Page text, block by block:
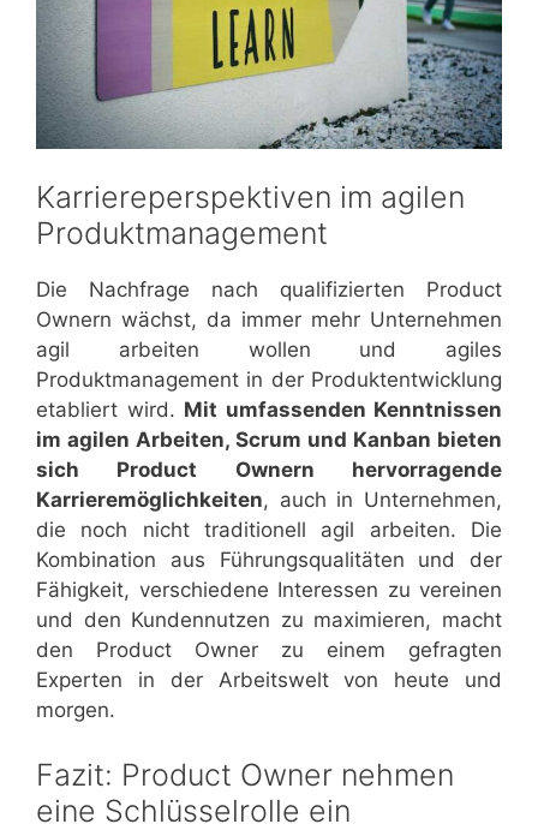
Karriereperspektiven im agilen
Produktmanagement
Die Nachfrage nach qualifizierten Product
Ownern wächst, da immer mehr Unternehmen
agil arbeiten wollen und agiles
Produktmanagement in der Produktentwicklung
etabliert wird. Mit umfassenden Kenntnissen
im agilen Arbeiten, Scrum und Kanban bieten
sich Product Ownern hervorragende
Karrieremöglichkeiten, auch in Unternehmen,
die noch nicht traditionell agil arbeiten. Die
Kombination aus Führungsqualitäten und der
Fähigkeit, verschiedene Interessen zu vereinen
und den Kundennutzen zu maximieren, macht
den Product Owner zu einem gefragten
Experten in der Arbeitswelt von heute und
morgen.
Fazit: Product Owner nehmen
eine Schlüsselrolle ein